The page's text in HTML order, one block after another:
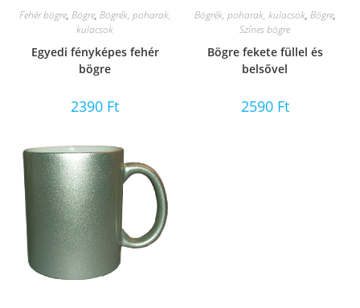
Fehér bögre, Bögre, Bögrék, poharak,
kulacsok
Egyedi fényképes fehér
bögre
2390 Ft
Bögrék, poharak, kulacsok, Bögre,
Színes bögre
Bögre fekete füllel és
belsővel
2590 Ft